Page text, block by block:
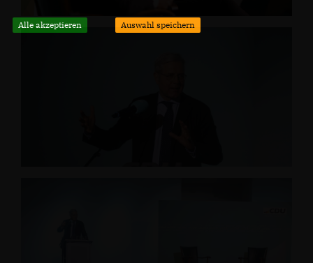
Alle akzeptieren Auswahl speichern